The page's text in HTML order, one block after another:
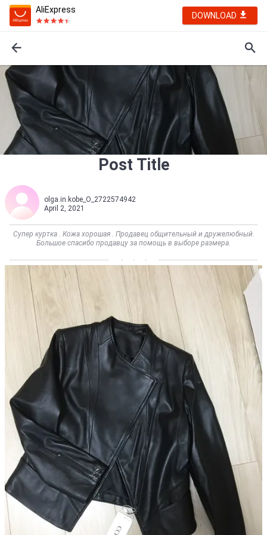
AliExpress
DOWNLOAD
Post Title
olga.in.kobe_O_2722574942
April 2, 2021
Супер куртка . Кожа хорошая . Продавец общительный и дружелюбный.
Большое спасибо продавцу за помощь в выборе размера.